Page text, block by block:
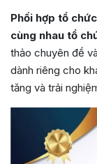
Phối hợp tổ
cùng nhau tổ
thảo chuyên đề
dành riêng cho
tăng và trải